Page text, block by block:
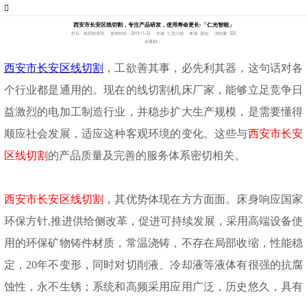
西安市长安区线切割，专注产品研发，使用寿命更长-「仁光智能」
栏目：线切割资讯 发布时间：2019-11-23 作者: 仁光小胡 来源: 原创
浏览量: 325
分享到：
西安市长安区线切割 ，工欲善其事，必先利其器，这句话对各
个行业都是通用的。现在的线切割机床厂家，能够立足竞争日
益激烈的电加工制造行业，并稳步扩大生产规模，是需要懂得
顺应社会发展，适应这种客观环境的变化。这些与西安市长安
区线切割 的产品质量及完善的服务体系密切相关。
西安市长安区线切割 ，其优势体现在方方面面。床身响应国家
环保方针,推进供给侧改革，促进可持续发展，采用高端设备使
用的环保矿物铸件材质，常温浇铸，不存在局部收缩，性能稳
定，20年不变形，同时对切削液、冷却液等液体有很强的抗腐
蚀性，永不生锈；系统和高频采用应用广泛，历史悠久，具有